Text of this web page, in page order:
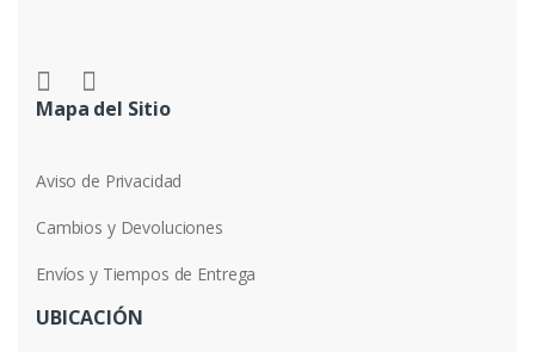
Mapa del Sitio
Aviso de Privacidad
Cambios y Devoluciones
Envíos y Tiempos de Entrega
UBICACIÓN